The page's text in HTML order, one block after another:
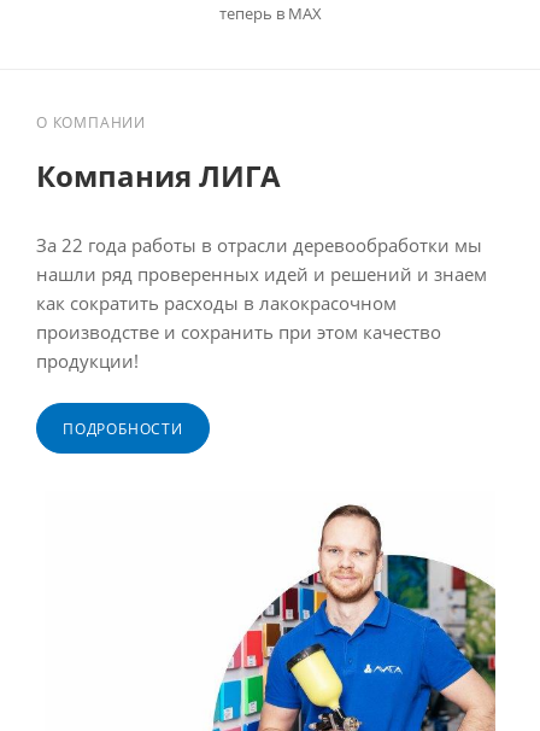
теперь в MAX
О КОМПАНИИ
Компания ЛИГА
За 22 года работы в отрасли деревообработки мы
нашли ряд проверенных идей и решений и знаем
как сократить расходы в лакокрасочном
производстве и сохранить при этом качество
продукции!
ПОДРОБНОСТИ